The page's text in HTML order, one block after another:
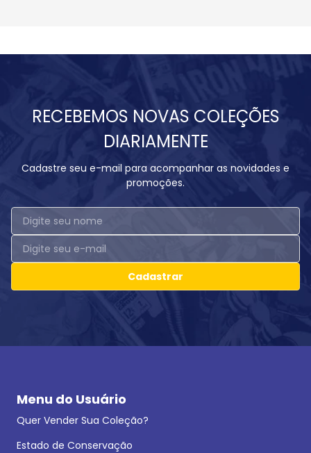
RECEBEMOS NOVAS COLEÇÕES
DIARIAMENTE
Cadastre seu e-mail para acompanhar as novidades e
promoções.
Cadastrar
Menu do Usuário
Quer Vender Sua Coleção?
Estado de Conservação